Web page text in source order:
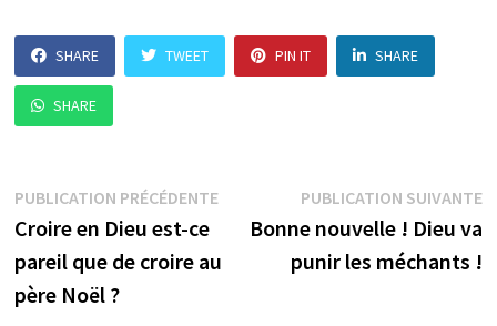
SHARE TWEET PIN IT SHARE
SHARE
Navigation
de
l’article
PUBLICATION PRÉCÉDENTEPublication
précédente :
Croire en Dieu est-ce
pareil que de croire au
père Noël ?
PUBLICATION SUIVANTE
Bonne nouvelle ! Dieu va
punir les méchants !